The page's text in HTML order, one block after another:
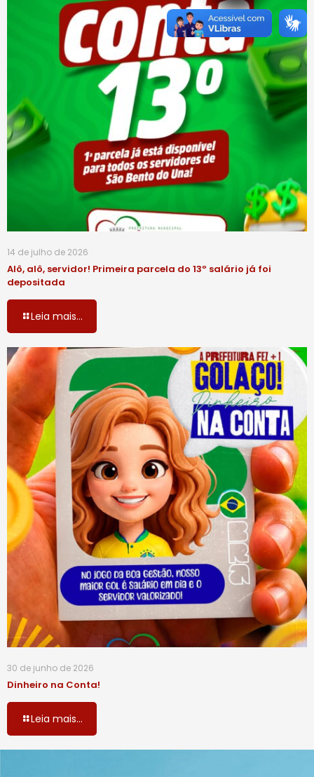
14 de julho de 2026
Alô, alô, servidor! Primeira parcela do 13º salário já foi
depositada
Leia mais...
30 de junho de 2026
Dinheiro na Conta!
Leia mais...